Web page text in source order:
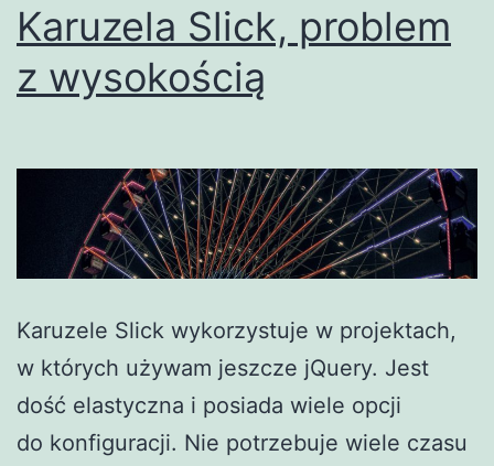
Karuzela Slick, problem
z wysokością
Karuzele Slick wykorzystuje w projektach,
w których używam jeszcze jQuery. Jest
dość elastyczna i posiada wiele opcji
do konfiguracji. Nie potrzebuje wiele czasu